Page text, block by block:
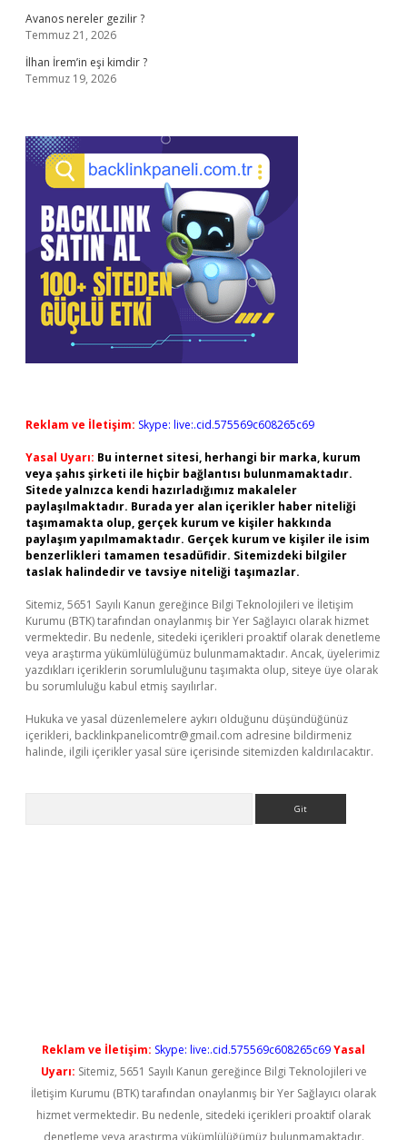
Avanos nereler gezilir ?
Temmuz 21, 2026
İlhan İrem’in eşi kimdir ?
Temmuz 19, 2026
Reklam ve İletişim: Skype: live:.cid.575569c608265c69
Yasal Uyarı: Bu internet sitesi, herhangi bir marka, kurum
veya şahıs şirketi ile hiçbir bağlantısı bulunmamaktadır.
Sitede yalnızca kendi hazırladığımız makaleler
paylaşılmaktadır. Burada yer alan içerikler haber niteliği
taşımamakta olup, gerçek kurum ve kişiler hakkında
paylaşım yapılmamaktadır. Gerçek kurum ve kişiler ile isim
benzerlikleri tamamen tesadüfidir. Sitemizdeki bilgiler
taslak halindedir ve tavsiye niteliği taşımazlar.
Sitemiz, 5651 Sayılı Kanun gereğince Bilgi Teknolojileri ve İletişim
Kurumu (BTK) tarafından onaylanmış bir Yer Sağlayıcı olarak hizmet
vermektedir. Bu nedenle, sitedeki içerikleri proaktif olarak denetleme
veya araştırma yükümlülüğümüz bulunmamaktadır. Ancak, üyelerimiz
yazdıkları içeriklerin sorumluluğunu taşımakta olup, siteye üye olarak
bu sorumluluğu kabul etmiş sayılırlar.
Hukuka ve yasal düzenlemelere aykırı olduğunu düşündüğünüz
içerikleri, backlinkpanelicomtr@gmail.com adresine bildirmeniz
halinde, ilgili içerikler yasal süre içerisinde sitemizden kaldırılacaktır.
Reklam ve İletişim: Skype: live:.cid.575569c608265c69Yasal
Uyarı: Sitemiz, 5651 Sayılı Kanun gereğince Bilgi Teknolojileri ve
İletişim Kurumu (BTK) tarafından onaylanmış bir Yer Sağlayıcı olarak
hizmet vermektedir. Bu nedenle, sitedeki içerikleri proaktif olarak
denetleme veya araştırma yükümlülüğümüz bulunmamaktadır.